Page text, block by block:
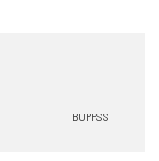
BUPPSS